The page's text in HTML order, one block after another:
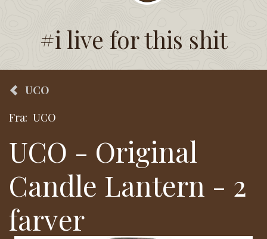
#i live for this shit
UCO
Fra: UCO
UCO - Original
Candle Lantern - 2
farver